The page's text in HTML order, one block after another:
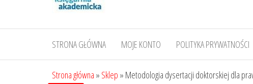
STRONA GŁÓWNA MOJE KONTO POLITYKA PRYWATNOŚCI
Strona główna » Sklep » Metodologia dysertacji doktorskiej dla